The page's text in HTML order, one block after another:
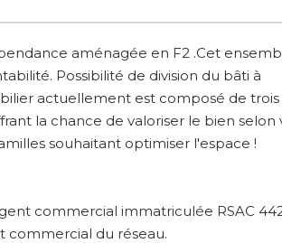
aménagée en F2 .Cet
Possibilité de division du bâti à
actuellement est composé de trois
la chance de valoriser le bien selon
souhaitant optimiser l'espace !
commercial immatriculée RSAC
commercial du réseau.